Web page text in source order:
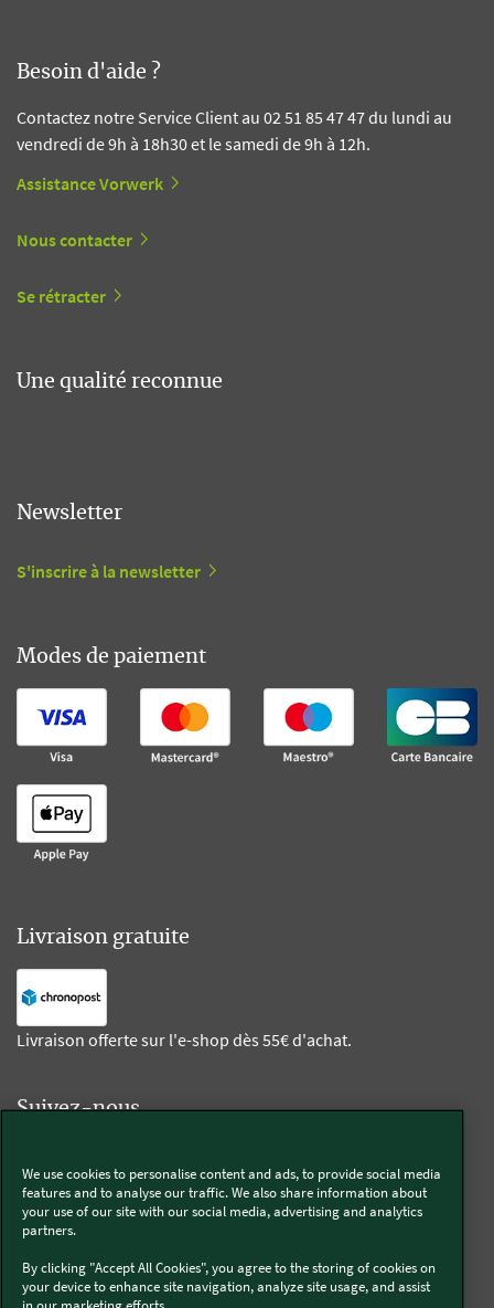
Besoin d'aide ?
Contactez notre Service Client au 02 51 85 47 47 du lundi au
vendredi de 9h à 18h30 et le samedi de 9h à 12h.
Assistance Vorwerk
Nous contacter
Se rétracter
Une qualité reconnue
Newsletter
S'inscrire à la newsletter
Modes de paiement
Livraison gratuite
Livraison offerte sur l'e-shop dès 55€ d'achat.
Suivez-nous
Kobold
Thermomix®
We use cookies to personalise content and ads, to provide social media
features and to analyse our traffic. We also share information about
your use of our site with our social media, advertising and analytics
partners.
By clicking "Accept All Cookies", you agree to the storing of cookies on
your device to enhance site navigation, analyze site usage, and assist